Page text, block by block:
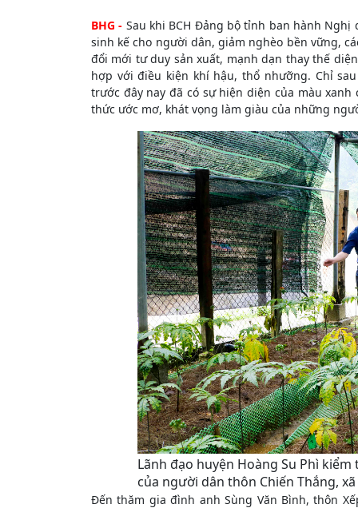
BHG - Sau khi BCH Đảng bộ tỉnh ban hành
sinh kế cho người dân, giảm nghèo bền vững,
đổi mới tư duy sản xuất, mạnh dạn thay thế
hợp với điều kiện khí hậu, thổ nhưỡng. Chỉ
trước đây nay đã có sự hiện diện của màu
thức ước mơ, khát vọng làm giàu của những
Lãnh đạo huyện Hoàng Su Phì
của người dân thôn Chiến Thắng, xã
Đến thăm gia đình anh Sùng Văn Bình, thôn